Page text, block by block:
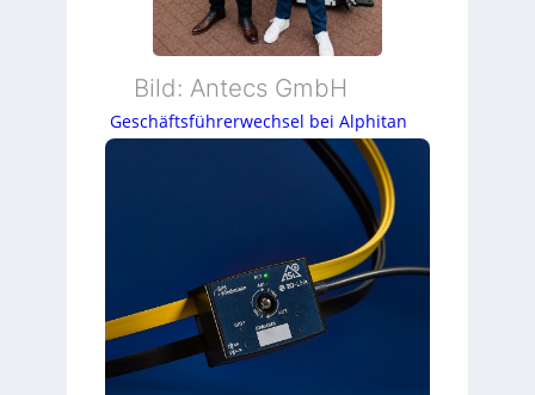
Bild: Antecs GmbH
Geschäftsführerwechsel bei Alphitan